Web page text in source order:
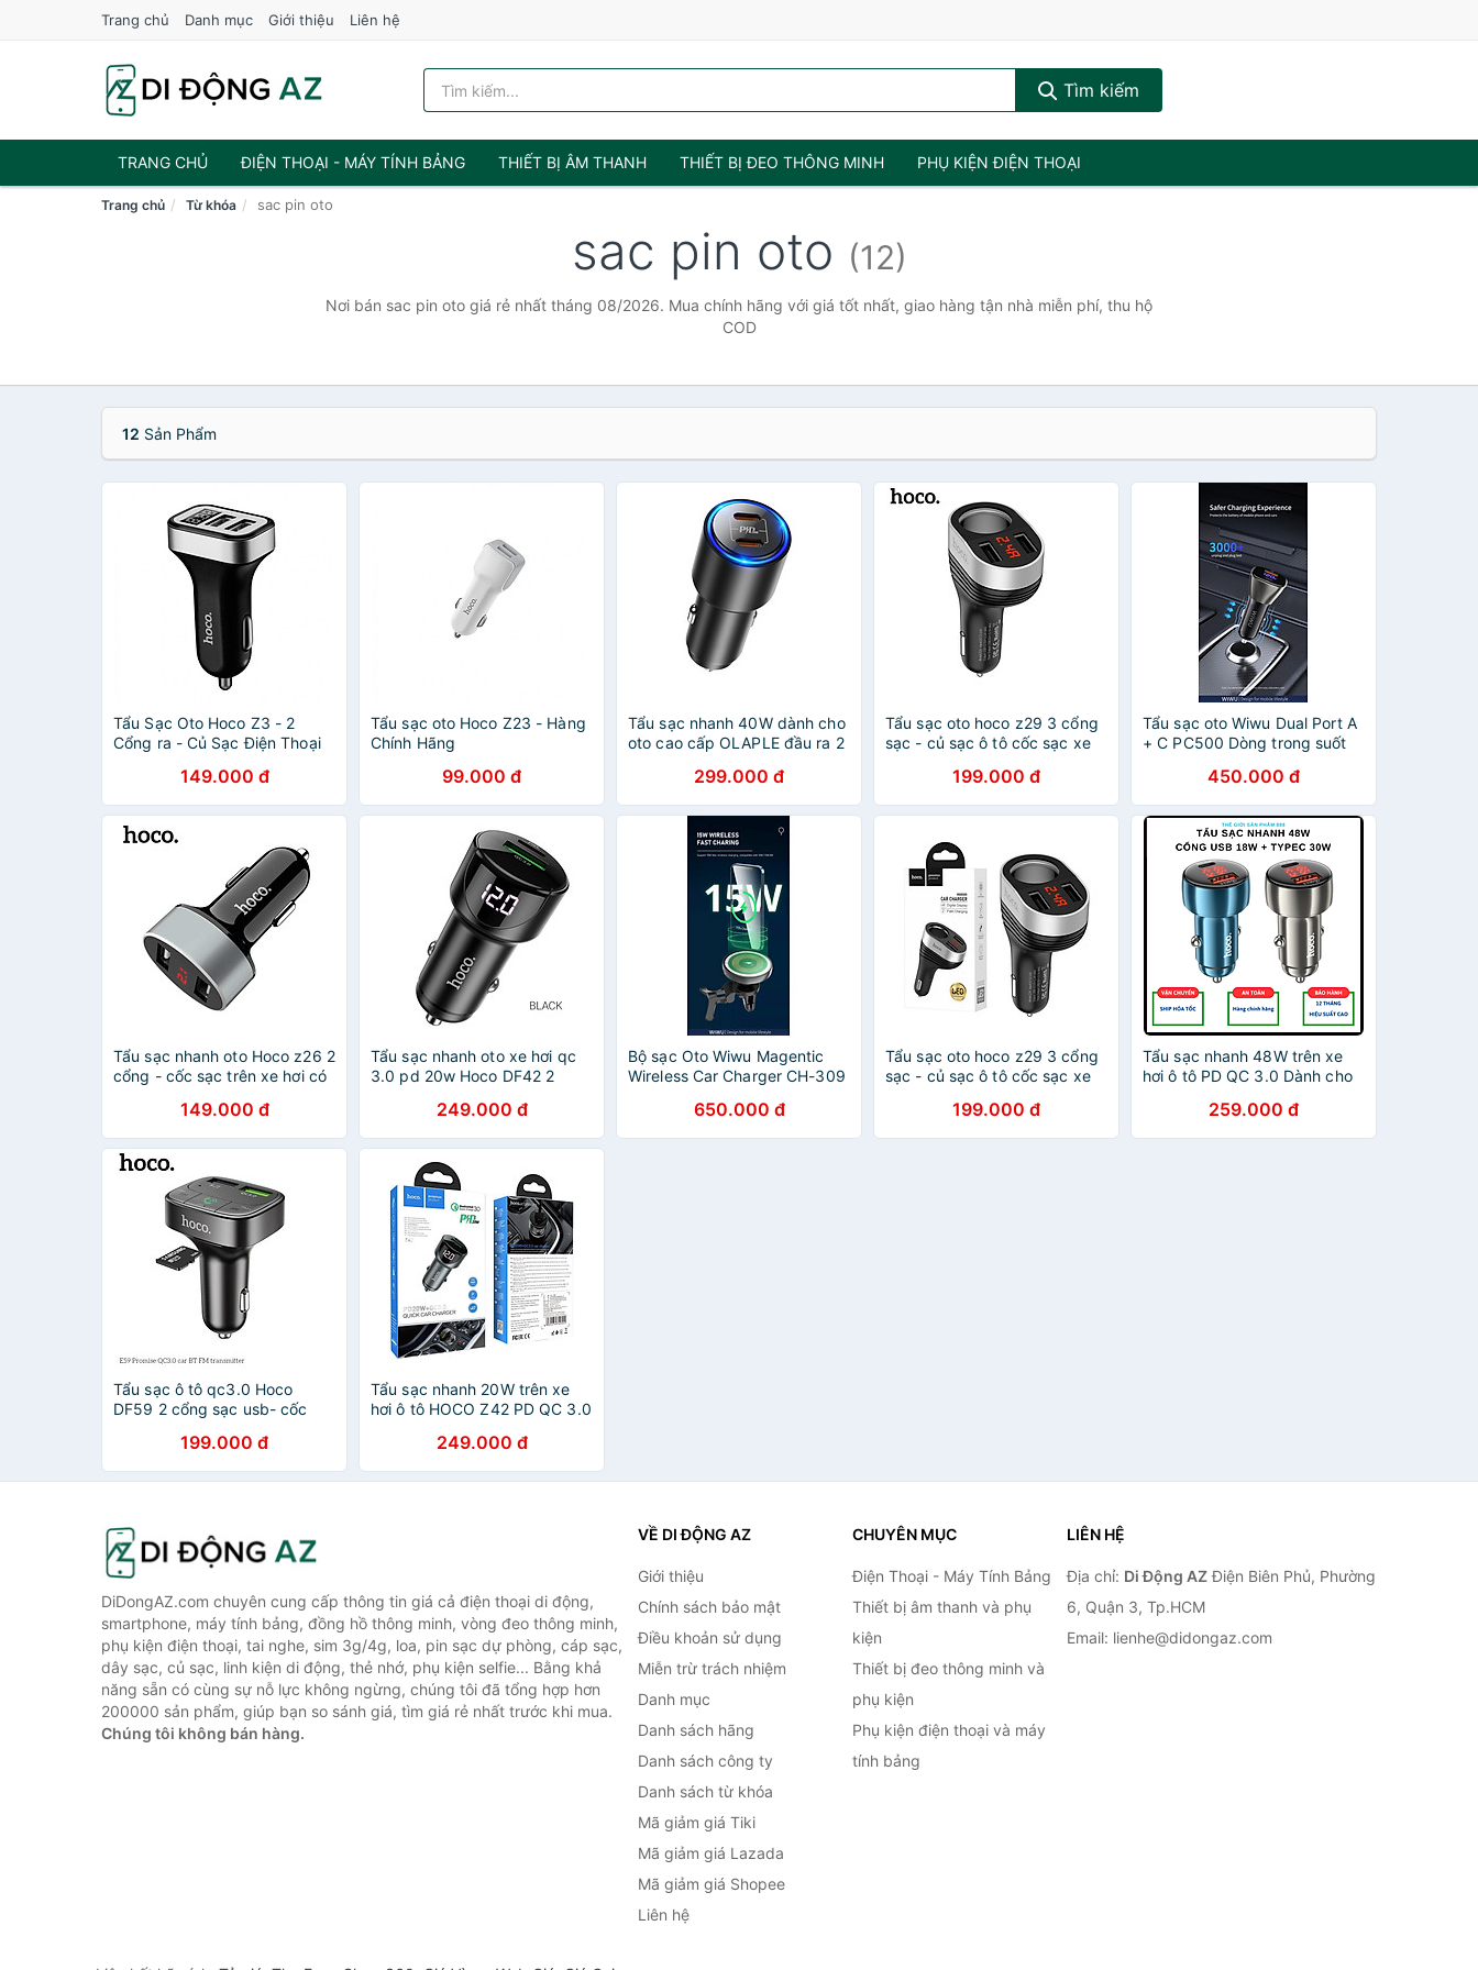
Trang chủ Danh mục Giới thiệu Liên hệ
Tìm kiếm
TRANG CHỦ ĐIỆN THOẠI - MÁY TÍNH BẢNG THIẾT BỊ ÂM THANH THIẾT BỊ ĐEO THÔNG MINH PHỤ KIỆN ĐIỆN THOẠI
Trang chủ Từ khóa sac pin oto
sac pin oto (12)
Nơi bán sac pin oto giá rẻ nhất tháng 08/2026. Mua chính hãng với giá tốt nhất, giao hàng tận nhà miễn phí, thu hộ
COD
12 Sản Phẩm
Tẩu Sạc Oto Hoco Z3 - 2
Cổng ra - Củ Sạc Điện Thoại
149.000 đ
Tẩu sạc oto Hoco Z23 - Hàng
Chính Hãng
99.000 đ
Tẩu sạc nhanh 40W dành cho
oto cao cấp OLAPLE đầu ra 2
299.000 đ
Tẩu sạc oto hoco z29 3 cổng
sạc - củ sạc ô tô cốc sạc xe
199.000 đ
Tẩu sạc oto Wiwu Dual Port A
+ C PC500 Dòng trong suốt
Hàng Chính Hãng
450.000 đ
Tẩu sạc nhanh oto Hoco z26 2
cổng - cốc sạc trên xe hơi có
149.000 đ
Tẩu sạc nhanh oto xe hơi qc
3.0 pd 20w Hoco DF42 2
hàng chính hãng
249.000 đ
Bộ sạc Oto Wiwu Magentic
Wireless Car Charger CH-309
Tính Mạnh, Sạc Nhanh - Hàng
Chính Hãng
650.000 đ
Tẩu sạc oto hoco z29 3 cổng
sạc - củ sạc ô tô cốc sạc xe
chính hãng199.000 đ
Tẩu sạc nhanh 48W trên xe
hơi ô tô PD QC 3.0 Dành cho
cổng USB + 1 cổng TypeC -
Hàng chính hãng
259.000 đ
Tẩu sạc ô tô qc3.0 Hoco
DF59 2 cổng sạc usb- cốc
nhạc FM hỗ trợ thẻ nhớ cho xe
hơi - hàng chính hãng
199.000 đ
Tẩu sạc nhanh 20W trên xe
hơi ô tô HOCO Z42 PD QC 3.0
Samsung Oppo cốc củ cóc
sạc oto - Hàng chính hãng
249.000 đ
DiDongAZ.com chuyên cung cấp thông tin giá cả điện thoại di động,
smartphone, máy tính bảng, đồng hồ thông minh, vòng đeo thông minh,
phụ kiện điện thoại, tai nghe, sim 3g/4g, loa, pin sạc dự phòng, cáp sạc,
dây sạc, củ sạc, linh kiện di động, thẻ nhớ, phụ kiện selfie... Bằng khả
năng sẵn có cùng sự nỗ lực không ngừng, chúng tôi đã tổng hợp hơn
200000 sản phẩm, giúp bạn so sánh giá, tìm giá rẻ nhất trước khi mua.
Chúng tôi không bán hàng.
VỀ DI ĐỘNG AZ
Giới thiệu
Chính sách bảo mật
Điều khoản sử dụng
Miễn trừ trách nhiệm
Danh mục
Danh sách hãng
Danh sách công ty
Danh sách từ khóa
Mã giảm giá Tiki
Mã giảm giá Lazada
Mã giảm giá Shopee
Liên hệ
CHUYÊN MỤC
Điện Thoại - Máy Tính Bảng
Thiết bị âm thanh và phụ
kiện
Thiết bị đeo thông minh và
phụ kiện
Phụ kiện điện thoại và máy
tính bảng
LIÊN HỆ
Địa chỉ: Di Động AZĐiện Biên Phủ, Phường
6, Quận 3, Tp.HCM
Email: lienhe@didongaz.com